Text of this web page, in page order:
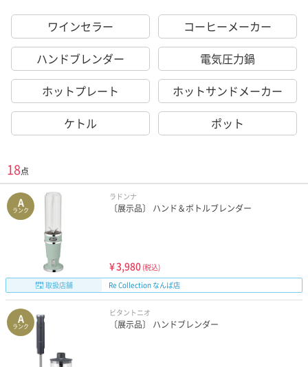
ワインセラー
コーヒーメーカー
ハンドブレンダー
電気圧力鍋
ホットプレート
ホットサンドメーカー
ケトル
ポット
18点
A
ランク
ラドンナ
〔展示品〕 ハンド＆ボトルブレンダー
¥3,980 (税込)
取扱店舗
Re Collection なんば店
A
ランク
ビタントニオ
〔展示品〕 ハンドブレンダー